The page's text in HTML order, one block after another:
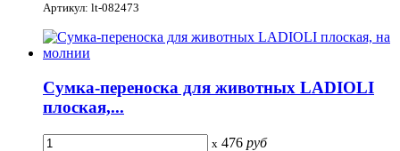
Артикул: lt-082473
Сумка-переноска для животных LADIOLI
плоская,...
x 476 руб